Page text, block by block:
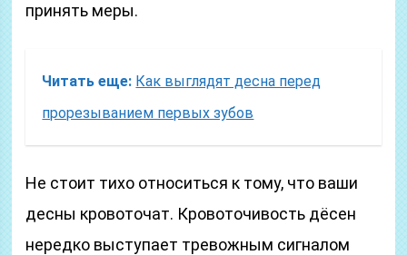
принять меры.
Читать еще: Как выглядят десна перед
прорезыванием первых зубов
Не стоит тихо относиться к тому, что ваши
десны кровоточат. Кровоточивость дёсен
нередко выступает тревожным сигналом